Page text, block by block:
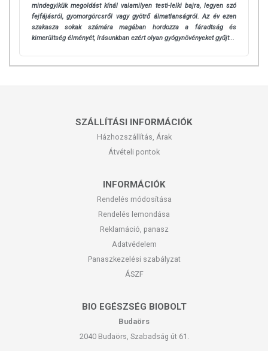
mindegyikük megoldást kínál valamilyen testi-lelki bajra, legyen szó
fejfájásról, gyomorgörcsről vagy gyötrő álmatlanságról. Az év ezen
szakasza sokak számára magában hordozza a fáradtság és
kimerültség élményét, írásunkban ezért olyan gyógynövényeket gyűjt...
SZÁLLÍTÁSI INFORMÁCIÓK
Házhozszállítás, Árak
Átvételi pontok
INFORMÁCIÓK
Rendelés módosítása
Rendelés lemondása
Reklamáció, panasz
Adatvédelem
Panaszkezelési szabályzat
ÁSZF
BIO EGÉSZSÉG BIOBOLT
Budaörs
2040 Budaörs, Szabadság út 61.